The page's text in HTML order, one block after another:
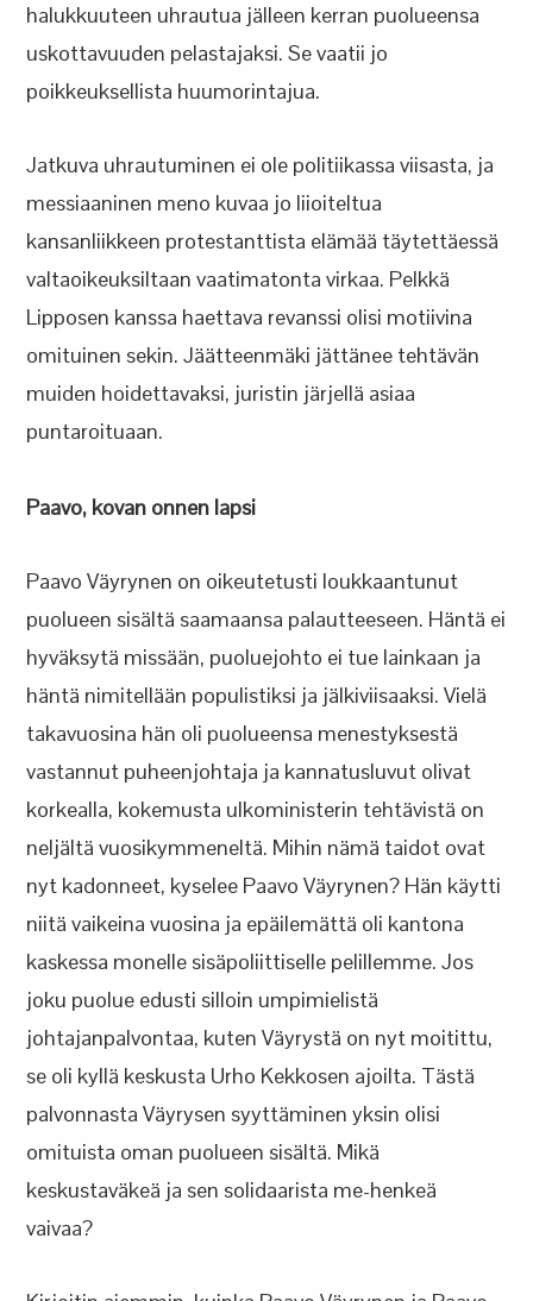
halukkuuteen uhrautua jälleen kerran puolueensa
uskottavuuden pelastajaksi. Se vaatii jo
poikkeuksellista huumorintajua.
Jatkuva uhrautuminen ei ole politiikassa viisasta, ja
messiaaninen meno kuvaa jo liioiteltua
kansanliikkeen protestanttista elämää täytettäessä
valtaoikeuksiltaan vaatimatonta virkaa. Pelkkä
Lipposen kanssa haettava revanssi olisi motiivina
omituinen sekin. Jäätteenmäki jättänee tehtävän
muiden hoidettavaksi, juristin järjellä asiaa
puntaroituaan.
Paavo, kovan onnen lapsi
Paavo Väyrynen on oikeutetusti loukkaantunut
puolueen sisältä saamaansa palautteeseen. Häntä ei
hyväksytä missään, puoluejohto ei tue lainkaan ja
häntä nimitellään populistiksi ja jälkiviisaaksi. Vielä
takavuosina hän oli puolueensa menestyksestä
vastannut puheenjohtaja ja kannatusluvut olivat
korkealla, kokemusta ulkoministerin tehtävistä on
neljältä vuosikymmeneltä. Mihin nämä taidot ovat
nyt kadonneet, kyselee Paavo Väyrynen? Hän käytti
niitä vaikeina vuosina ja epäilemättä oli kantona
kaskessa monelle sisäpoliittiselle pelillemme. Jos
joku puolue edusti silloin umpimielistä
johtajanpalvontaa, kuten Väyrystä on nyt moitittu,
se oli kyllä keskusta Urho Kekkosen ajoilta. Tästä
palvonnasta Väyrysen syyttäminen yksin olisi
omituista oman puolueen sisältä. Mikä
keskustaväkeä ja sen solidaarista me-henkeä
vaivaa?